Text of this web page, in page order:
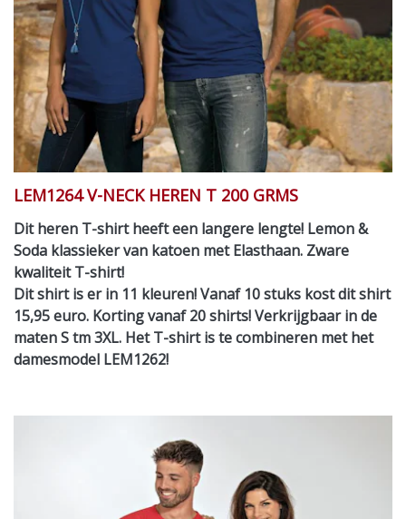
LEM1264 V-NECK HEREN T 200 GRMS
Dit heren T-shirt heeft een langere lengte! Lemon &
Soda klassieker van katoen met Elasthaan. Zware
kwaliteit T-shirt!
Dit shirt is er in 11 kleuren! Vanaf 10 stuks kost dit shirt
15,95 euro. Korting vanaf 20 shirts! Verkrijgbaar in de
maten S tm 3XL. Het T-shirt is te combineren met het
damesmodel LEM1262!